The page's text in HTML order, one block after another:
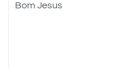
Bom Jesus